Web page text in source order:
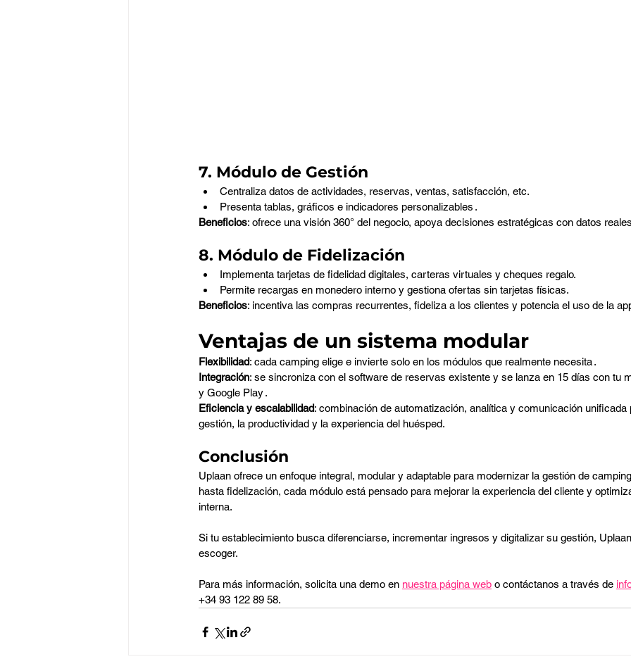
7. Módulo de Gestión
Centraliza datos de actividades, reservas, ventas, satisfacción, etc.
Presenta tablas, gráficos e indicadores personalizables .
Beneficios: ofrece una visión 360° del negocio, apoya decisiones estratégicas con datos reales
8. Módulo de Fidelización
Implementa tarjetas de fidelidad digitales, carteras virtuales y cheques regalo.
Permite recargas en monedero interno y gestiona ofertas sin tarjetas físicas.
Beneficios: incentiva las compras recurrentes, fideliza a los clientes y potencia el uso de la
Ventajas de un sistema modular
Flexibilidad: cada camping elige e invierte solo en los módulos que realmente necesita .
Integración: se sincroniza con el software de reservas existente y se lanza en 15 días con tu
y Google Play .
Eficiencia y escalabilidad: combinación de automatización, analítica y comunicación unificada
gestión, la productividad y la experiencia del huésped.
Conclusión
Uplaan ofrece un enfoque integral, modular y adaptable para modernizar la gestión de
hasta fidelización, cada módulo está pensado para mejorar la experiencia del cliente y
interna.
Si tu establecimiento busca diferenciarse, incrementar ingresos y digitalizar su gestión,
escoger.
Para más información, solicita una demo en nuestra página web o contáctanos a través de
+34 93 122 89 58.